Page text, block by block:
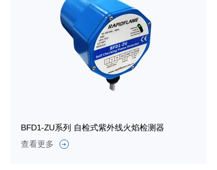
BFD1-ZU系列 自检式紫外线火焰检测器
查看更多